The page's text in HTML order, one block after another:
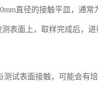
直径的接触平皿，通常
表面上，取样完成后，
试表面接触，可能会有